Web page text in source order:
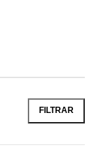
FILTRAR